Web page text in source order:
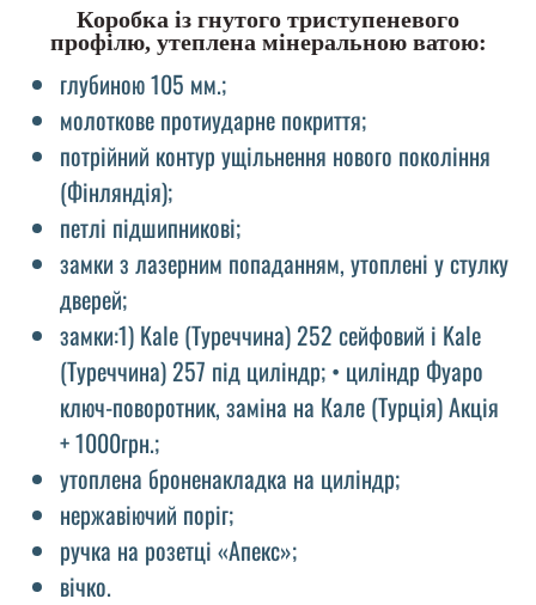
Коробка із гнутого триступеневого
профілю, утеплена мінеральною ватою:
глубиною 105 мм.;
молоткове протиударне покриття;
потрійний контур ущільнення нового покоління
(Фінляндія);
петлі підшипникові;
замки з лазерним попаданням, утоплені у стулку
дверей;
замки:1) Kale (Туреччина) 252 сейфовий і Kale
(Туреччина) 257 під циліндр; • циліндр Фуаро
ключ-поворотник, заміна на Кале (Турція) Акція
+ 1000грн.;
утоплена броненакладка на циліндр;
нержавіючий поріг;
ручка на розетці «Апекс»;
вічко.